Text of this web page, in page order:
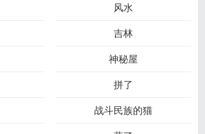
风水
吉林
神秘屋
拼了
战斗民族的猫